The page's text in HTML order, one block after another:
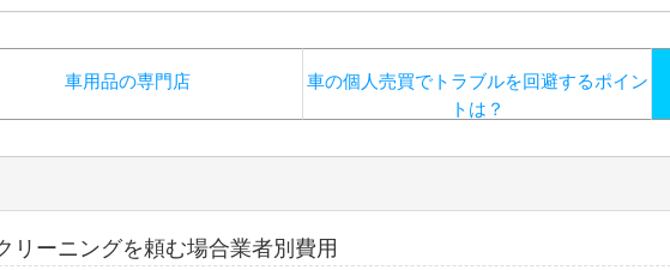
車用品の専門店
車の個人売買でトラブルを回避するポイン
トは？
リーニングを頼む場合業者別費用